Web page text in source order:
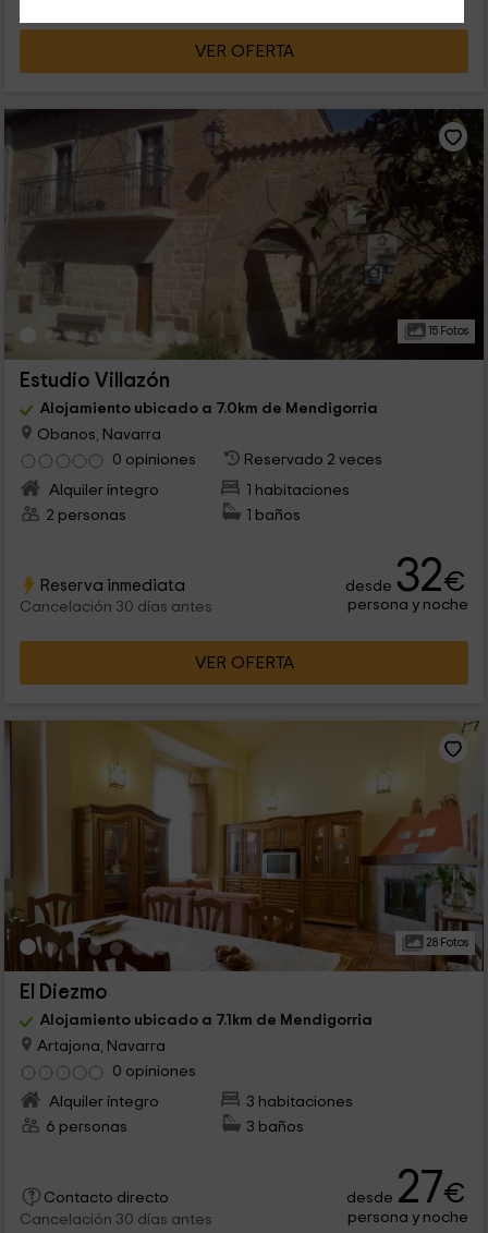
VER OFERTA
15 Fotos
Estudio Villazón
Alojamiento ubicado a 7.0km de Mendigorria
Obanos, Navarra
0 opiniones
Reservado 2 veces
Alquiler íntegro
1 habitaciones
2 personas
1 baños
Reserva inmediata
Cancelación 30 días antes
desde 32€
persona y noche
VER OFERTA
28 Fotos
El Diezmo
Alojamiento ubicado a 7.1km de Mendigorria
Artajona, Navarra
0 opiniones
Alquiler íntegro
3 habitaciones
6 personas
3 baños
Contacto directo
Cancelación 30 días antes
desde 27€
persona y noche